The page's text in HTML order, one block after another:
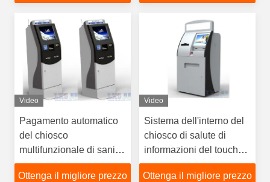
chiosco
Video
Pagamento automatico
del chiosco
multifunzionale di sanità
con la stampante termica
del chiosco di 58mm
Ottenga il migliore prezzo
Video
Sistema dell'interno del
chiosco di salute di
informazioni del touch
screen con A4 la
stampante, lettore di
Ottenga il migliore prezzo